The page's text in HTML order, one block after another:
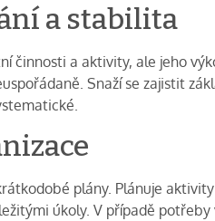
a stabilita
činnosti a aktivity, ale jeho
Snaží se zajistit
plány. Plánuje
úkoly. V případě